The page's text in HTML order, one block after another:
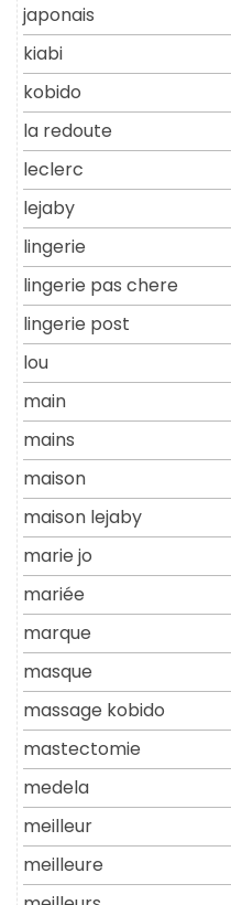
japonais
kiabi
kobido
la redoute
leclerc
lejaby
lingerie
lingerie pas chere
lingerie post
lou
main
mains
maison
maison lejaby
marie jo
mariée
marque
masque
massage kobido
mastectomie
medela
meilleur
meilleure